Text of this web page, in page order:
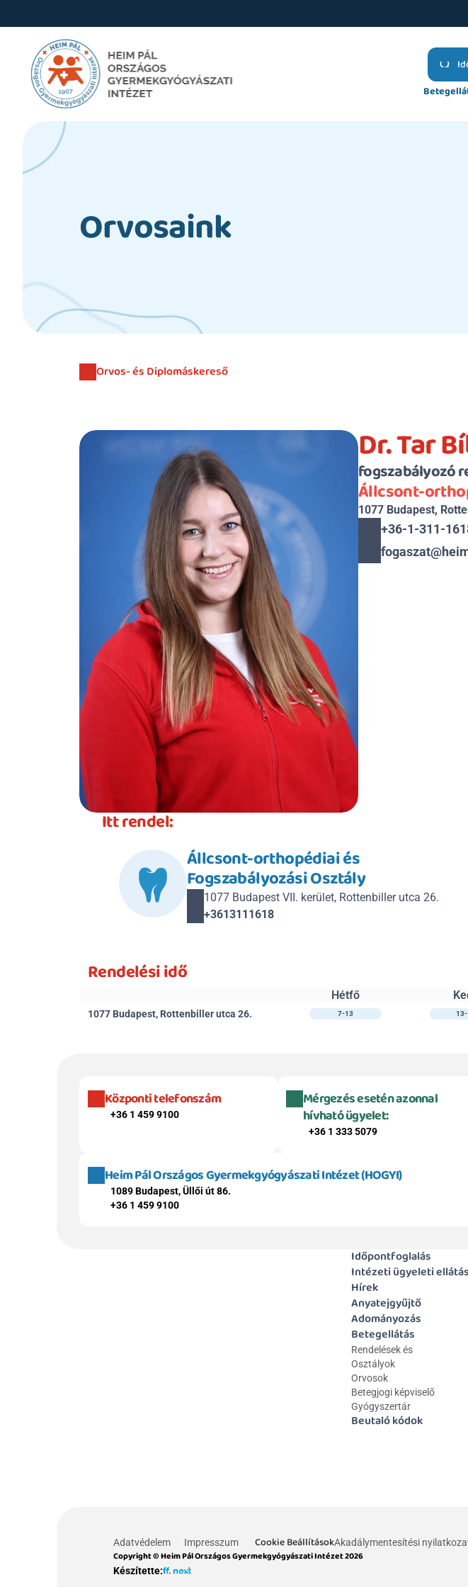
Orvosaink
Orvos- és Diplomáskereső
Dr. Tar
fogszabályozó
Állcsont-
1077 Budapest,
+36-1-311-
Itt rendel:
Állcsont-orthopédiai és
Fogszabályozási Osztály
1077 Budapest VII. kerület, Rottenbiller utca 26.
+3613111618
Rendelési idő
Hétfő
1077 Budapest, Rottenbiller utca 26. 7-13
Központi telefonszám
+36 1 459 9100
Mérgezés esetén azonnal
hívható ügyelet:
+36 1 333 5079
Heim Pál Országos Gyermekgyógyászati Intézet (HOGYI)
1089 Budapest, Üllői út 86.
+36 1 459 9100
Időpontfoglalás
Intézeti ügyeleti ellátás
Hírek
Anyatejgyűjtő
Adományozás
Betegellátás
Rendelések és
Osztályok
Orvosok
Betegjogi képviselő
Gyógyszertár
Beutaló kódok
Adatvédelem Impresszum Cookie BeállításokAkadálymentesítési
Copyright © Heim Pál Országos Gyermekgyógyászati Intézet 2026
Készítette: